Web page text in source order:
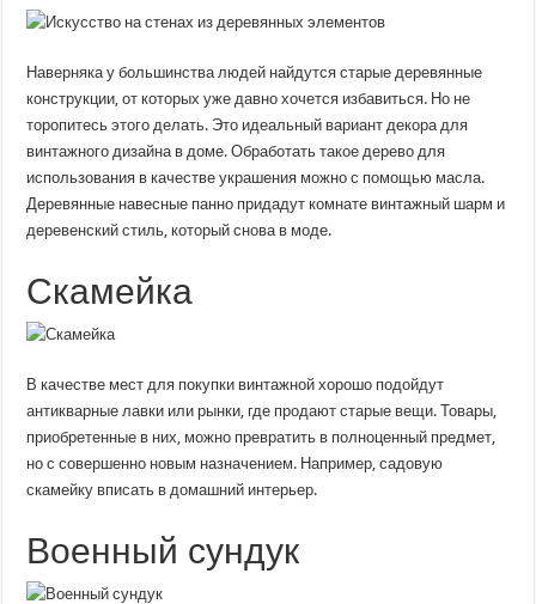
Наверняка у большинства людей найдутся старые деревянные
конструкции, от которых уже давно хочется избавиться. Но не
торопитесь этого делать. Это идеальный вариант декора для
винтажного дизайна в доме. Обработать такое дерево для
использования в качестве украшения можно с помощью масла.
Деревянные навесные панно придадут комнате винтажный шарм и
деревенский стиль, который снова в моде.
Скамейка
В качестве мест для покупки винтажной хорошо подойдут
антикварные лавки или рынки, где продают старые вещи. Товары,
приобретенные в них, можно превратить в полноценный предмет,
но с совершенно новым назначением. Например, садовую
скамейку вписать в домашний интерьер.
Военный сундук